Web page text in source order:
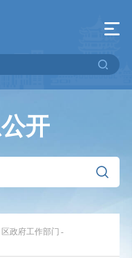
开
区政府工作部门 -